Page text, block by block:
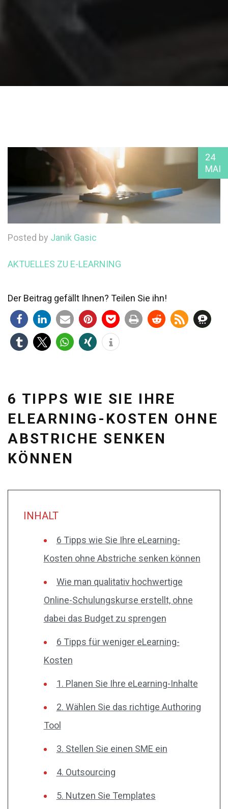
24
MAI
Posted by Janik Gasic
AKTUELLES ZU E-LEARNING
Der Beitrag gefällt Ihnen? Teilen Sie ihn!
6 TIPPS WIE SIE IHRE
ELEARNING-KOSTEN OHNE
ABSTRICHE SENKEN
KÖNNEN
INHALT
6 Tipps wie Sie Ihre eLearning-
Kosten ohne Abstriche senken können
Wie man qualitativ hochwertige
Online-Schulungskurse erstellt, ohne
dabei das Budget zu sprengen
6 Tipps für weniger eLearning-
Kosten
1. Planen Sie Ihre eLearning-Inhalte
2. Wählen Sie das richtige Authoring
Tool
3. Stellen Sie einen SME ein
4. Outsourcing
5. Nutzen Sie Templates